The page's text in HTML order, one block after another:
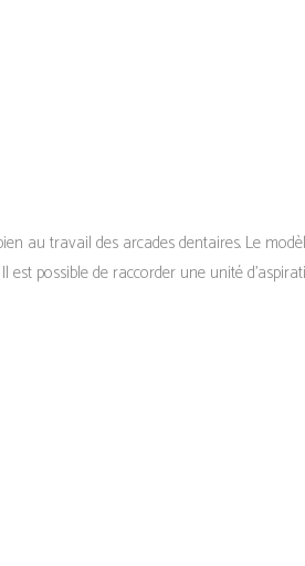
au travail des arcades dentaires. Le
possible de raccorder une unité